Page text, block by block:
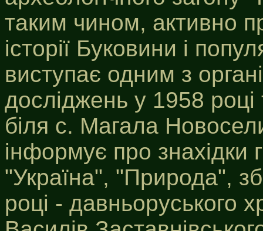
таким чином, активно
історії Буковини і
виступає одним з
досліджень у 1958 році
біля с. Магала
інформує про знахідки
"Україна", "Природа",
році - давньоруського